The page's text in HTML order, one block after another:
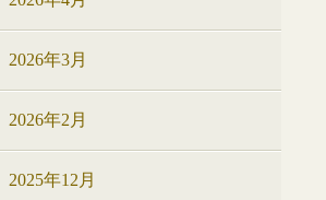
2026年3月
2026年2月
2025年12月